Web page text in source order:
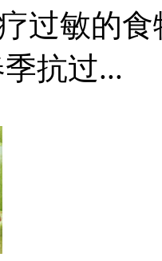
过敏的
抗过...